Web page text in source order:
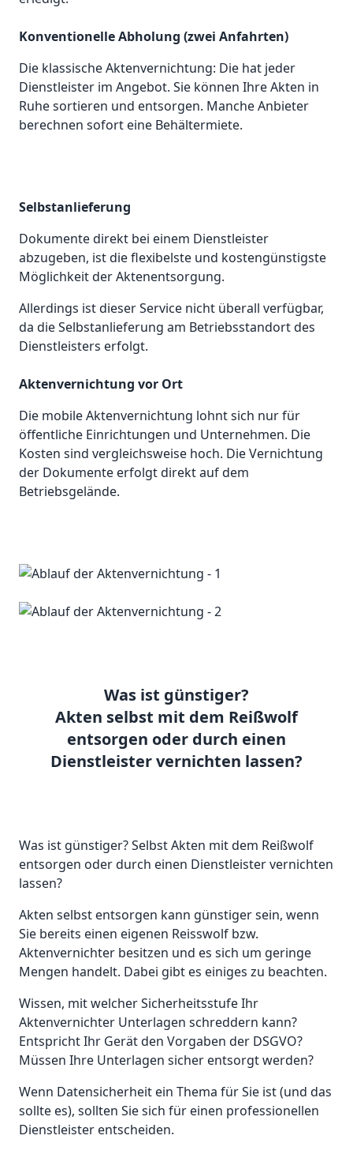
Konventionelle Abholung (zwei Anfahrten)
Die klassische Aktenvernichtung: Die hat jeder
Dienstleister im Angebot. Sie können Ihre Akten in
Ruhe sortieren und entsorgen. Manche Anbieter
berechnen sofort eine Behältermiete.
Selbstanlieferung
Dokumente direkt bei einem Dienstleister
abzugeben, ist die flexibelste und kostengünstigste
Möglichkeit der Aktenentsorgung.
Allerdings ist dieser Service nicht überall verfügbar,
da die Selbstanlieferung am Betriebsstandort des
Dienstleisters erfolgt.
Aktenvernichtung vor Ort
Die mobile Aktenvernichtung lohnt sich nur für
öffentliche Einrichtungen und Unternehmen. Die
Kosten sind vergleichsweise hoch. Die Vernichtung
der Dokumente erfolgt direkt auf dem
Betriebsgelände.
Was ist günstiger?
Akten selbst mit dem Reißwolf
entsorgen oder durch einen
Dienstleister vernichten lassen?
Was ist günstiger? Selbst Akten mit dem Reißwolf
entsorgen oder durch einen Dienstleister vernichten
lassen?
Akten selbst entsorgen kann günstiger sein, wenn
Sie bereits einen eigenen Reisswolf bzw.
Aktenvernichter besitzen und es sich um geringe
Mengen handelt. Dabei gibt es einiges zu beachten.
Wissen, mit welcher Sicherheitsstufe Ihr
Aktenvernichter Unterlagen schreddern kann?
Entspricht Ihr Gerät den Vorgaben der DSGVO?
Müssen Ihre Unterlagen sicher entsorgt werden?
Wenn Datensicherheit ein Thema für Sie ist (und das
sollte es), sollten Sie sich für einen professionellen
Dienstleister entscheiden.